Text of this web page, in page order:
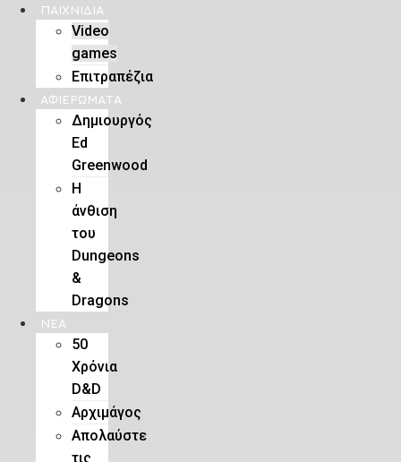
ΠΑΙΧΝΊΔΙΑ
Video
games
Επιτραπέζια
ΑΦΙΕΡΏΜΑΤΑ
Δημιουργός
Ed
Greenwood
Η
άνθιση
του
Dungeons
&
Dragons
ΝΕΑ
50
Χρόνια
D&D
Αρχιμάγος
Aπολαύστε
τις